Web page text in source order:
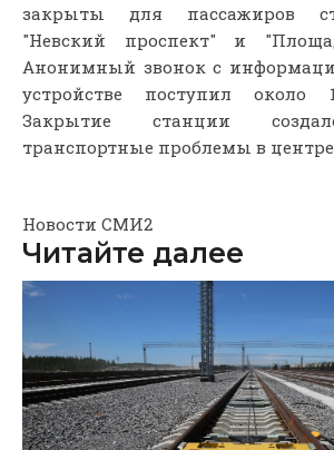
закрыты для пассажиров
"Невский проспект" и
Анонимный звонок с
устройстве поступил около
Закрытие станции
транспортные проблемы в центре
Новости СМИ2
Читайте далее